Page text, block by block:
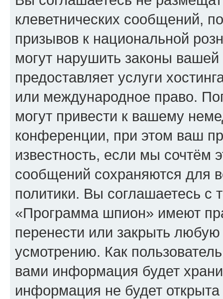
клеветнических сообщений,
призывов к национальной
могут нарушить законы
предоставляет услуги
или международное право.
могут привести к вашему
конференции, при этом ваш
известность, если мы сочтём
сообщений сохраняются для
политики. Вы соглашаетесь
«Программа шпион» имеют
перенести или закрыть
усмотрению. Как
вами информация будет
информация не будет